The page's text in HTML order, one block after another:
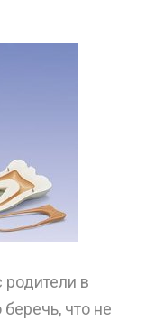
родители в
что не